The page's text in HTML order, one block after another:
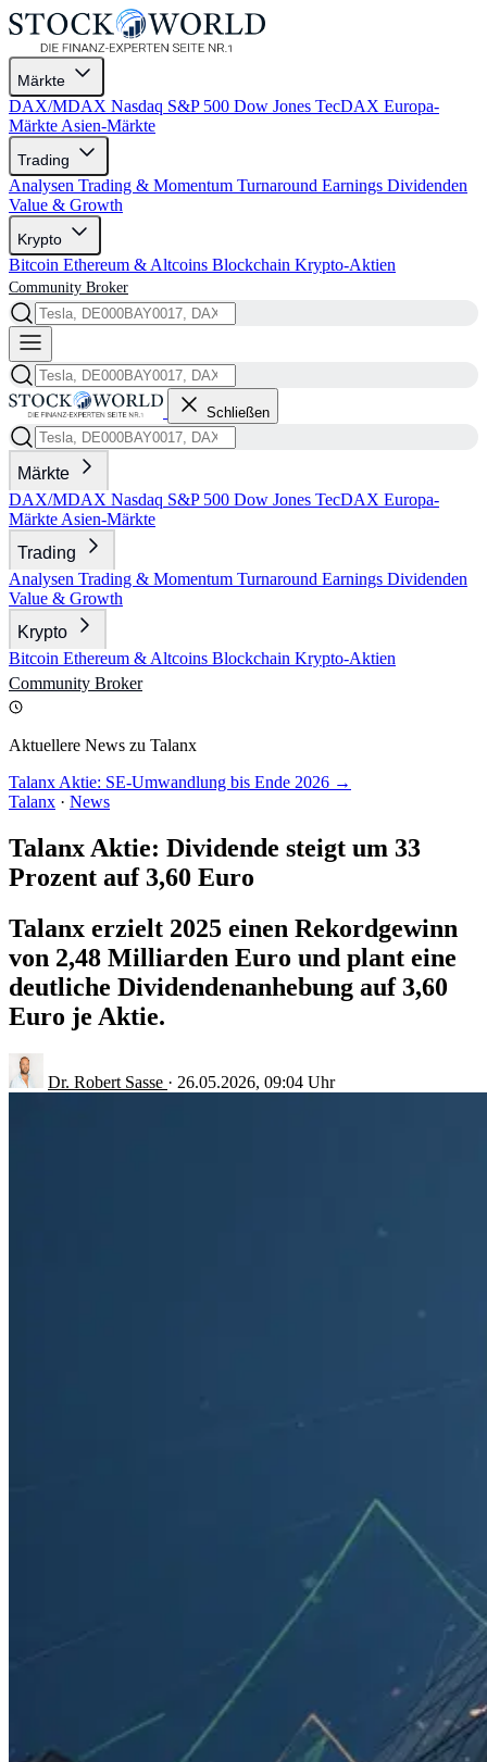
Märkte
DAX/MDAX Nasdaq S&P 500 Dow Jones TecDAX Europa-
Märkte Asien-Märkte
Trading
Analysen Trading & Momentum Turnaround Earnings Dividenden
Value & Growth
Krypto
Bitcoin Ethereum & Altcoins Blockchain Krypto-Aktien
Community Broker
Schließen
Märkte
DAX/MDAX Nasdaq S&P 500 Dow Jones TecDAX Europa-
Märkte Asien-Märkte
Trading
Analysen Trading & Momentum Turnaround Earnings Dividenden
Value & Growth
Krypto
Bitcoin Ethereum & Altcoins Blockchain Krypto-Aktien
Community Broker
Aktuellere News zu Talanx
Talanx Aktie: SE-Umwandlung bis Ende 2026 →
Talanx · News
Talanx Aktie: Dividende steigt um 33
Prozent auf 3,60 Euro
Talanx erzielt 2025 einen Rekordgewinn
von 2,48 Milliarden Euro und plant eine
deutliche Dividendenanhebung auf 3,60
Euro je Aktie.
Dr. Robert Sasse · 26.05.2026, 09:04 Uhr